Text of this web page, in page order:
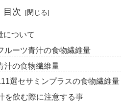
目次
について
ルーツ青汁の食物繊維量
汁の食物繊維量
選セサミンプラスの食物繊維量
を飲む際に注意する事